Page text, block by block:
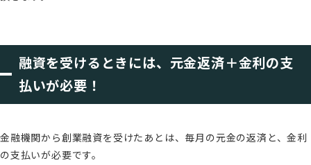
融資を受けるときには、元金返済＋金利の支
払いが必要！
金融機関から創業融資を受けたあとは、毎月の元金の返済と、金利
の支払いが必要です。